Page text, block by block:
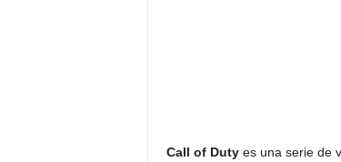
Call of Dutyes una serie de